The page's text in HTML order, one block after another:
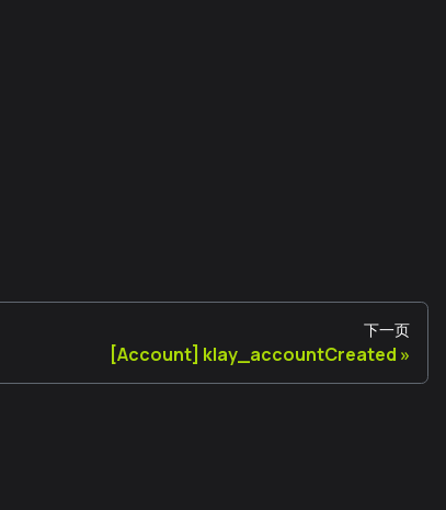
下一页
[Account] klay_accountCreated